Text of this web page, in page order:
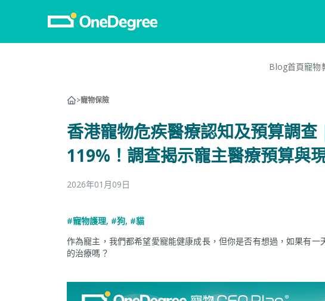
狗狗保險
貓貓保險
Blog首頁寵物
>寵物保險
香港寵物危疾醫療認知及預算調
119%！調查揭示寵主醫療預算與
2026年01月09日
#寵物護理, #狗, #貓
作為寵主，我們都希望愛寵能健康成長，但你是否有想過，如果有
的治療嗎？